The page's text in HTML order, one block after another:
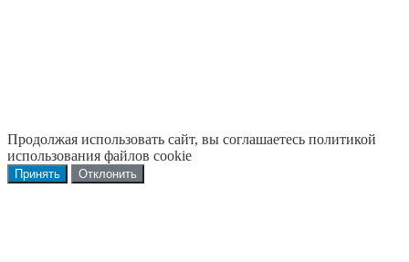
Продолжая использовать сайт, вы соглашаетесь политикой
использования файлов cookie
Принять Отклонить